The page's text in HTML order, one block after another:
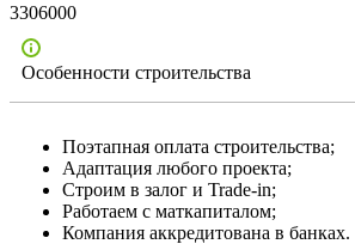
3306000
Особенности строительства
Поэтапная оплата строительства;
Адаптация любого проекта;
Строим в залог и Trade-in;
Работаем с маткапиталом;
Компания аккредитована в банках.